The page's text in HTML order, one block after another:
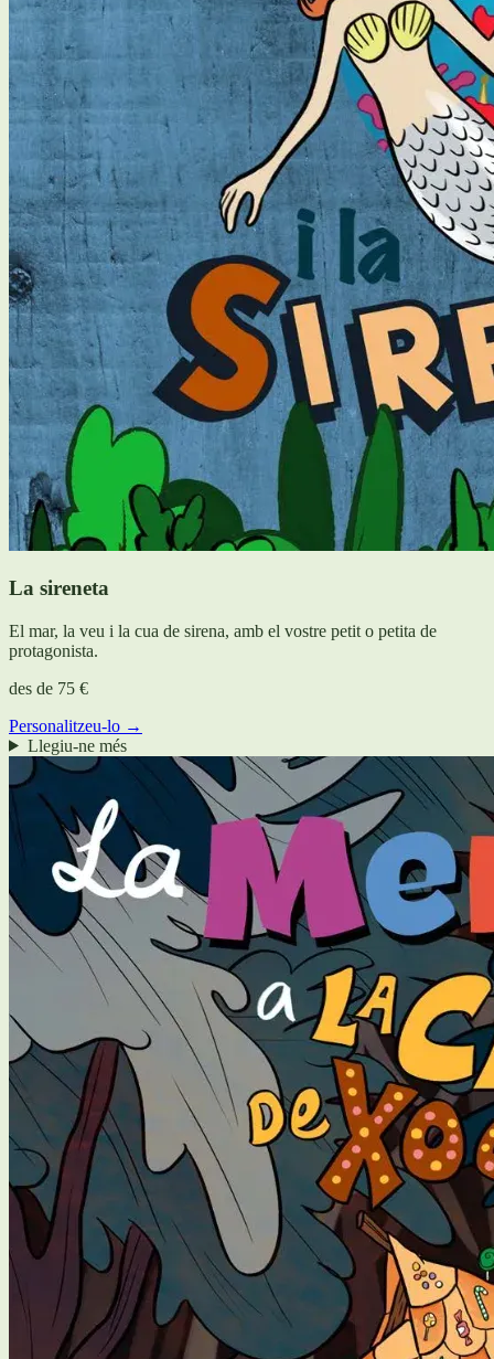
La sireneta
El mar, la veu i la cua de sirena, amb el vostre petit o petita de
protagonista.
des de 75 €
Personalitzeu-lo →
Llegiu-ne més